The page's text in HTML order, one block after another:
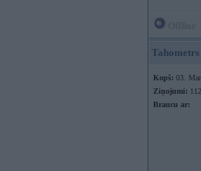
Tahometrs
Kopš: 03.
Ziņojumi:
Braucu ar: